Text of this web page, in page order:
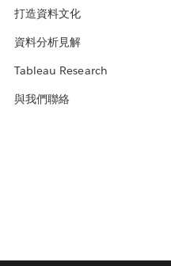
打造資料文化
資料分析見解
Tableau Research
與我們聯絡